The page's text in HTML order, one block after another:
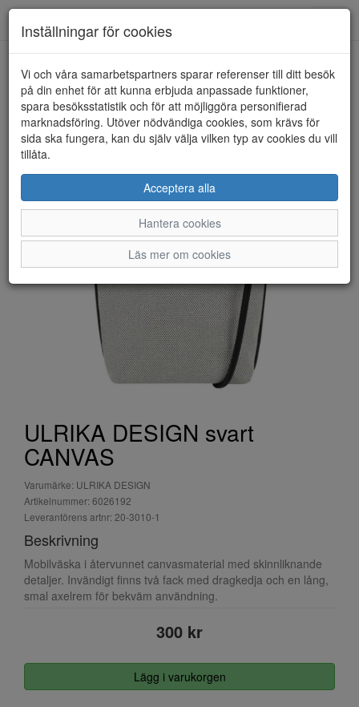
HEM ULRIKA DESIGN
ULRIKA DESIGN svart
CANVAS
Varumärke: ULRIKA DESIGN
Artikelnummer: 6026192
Leverantörens artnr: 20-3010-1
Beskrivning
Mobilväska i återvunnet canvasmaterial med skinnliknande
detaljer. Invändigt finns två fack med dragkedja och en lång,
smal axelrem för bekväm användning.
300 kr
Lägg i varukorgen
Inställningar för cookies
Vi och våra samarbetspartners sparar referenser till ditt besök
på din enhet för att kunna erbjuda anpassade funktioner,
spara besöksstatistik och för att möjliggöra personifierad
marknadsföring. Utöver nödvändiga cookies, som krävs för
sida ska fungera, kan du själv välja vilken typ av cookies du vill
tillåta.
Acceptera alla
Hantera cookies
Läs mer om cookies